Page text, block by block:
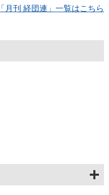
「月刊 経団連」一覧はこちら